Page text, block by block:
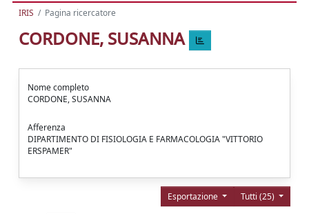
IRIS Pagina ricercatore
CORDONE, SUSANNA
Nome completo
CORDONE, SUSANNA
Afferenza
DIPARTIMENTO DI FISIOLOGIA E FARMACOLOGIA "VITTORIO
ERSPAMER"
Tutti (25)
Esportazione